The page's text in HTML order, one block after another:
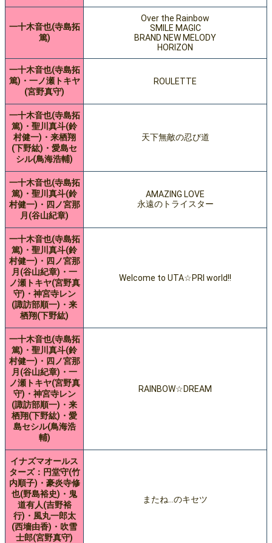
一十木音也(寺島拓
篤)
Over the Rainbow
SMILE MAGIC
BRAND NEW MELODY
HORIZON
一十木音也(寺島拓
篤)・一ノ瀬トキヤ
(宮野真守)
ROULETTE
一十木音也(寺島拓
篤)・聖川真斗(鈴
村健一)・来栖翔
(下野紘)・愛島セ
シル(鳥海浩輔)
天下無敵の忍び道
一十木音也(寺島拓
篤)・聖川真斗(鈴
村健一)・四ノ宮那
月(谷山紀章)
AMAZING LOVE
永遠のトライスター
一十木音也(寺島拓
篤)・聖川真斗(鈴
村健一)・四ノ宮那
月(谷山紀章)・一
ノ瀬トキヤ(宮野真
守)・神宮寺レン
(諏訪部順一)・来
栖翔(下野紘)
Welcome to UTA☆PRI world!!
一十木音也(寺島拓
篤)・聖川真斗(鈴
村健一)・四ノ宮那
月(谷山紀章)・一
ノ瀬トキヤ(宮野真
守)・神宮寺レン
(諏訪部順一)・来
栖翔(下野紘)・愛
島セシル(鳥海浩
輔)
RAINBOW☆DREAM
イナズマオールス
ターズ：円堂守(竹
内順子)・豪炎寺修
也(野島裕史)・鬼
道有人(吉野裕
行)・風丸一郎太
(西墻由香)・吹雪
士郎(宮野真守)
またね…のキセツ